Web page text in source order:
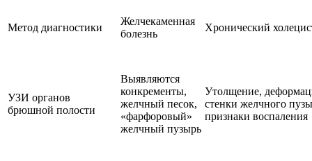
Метод диагностики
Желчекаменная
болезнь
Хронический
УЗИ органов
брюшной полости
Выявляются
конкременты,
желчный песок,
«фарфоровый»
желчный пузырь
Утолщение,
стенки желчного
признаки воспаления